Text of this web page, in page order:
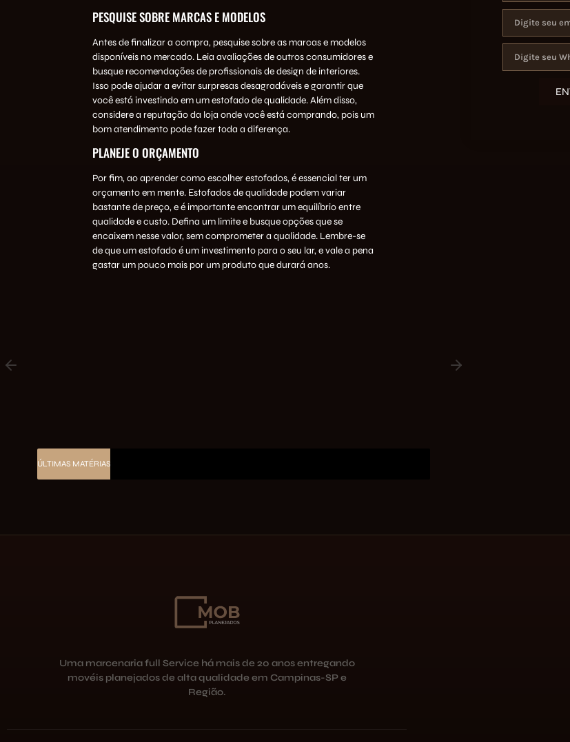
PESQUISE SOBRE MARCAS E MODELOS
Antes de finalizar a compra, pesquise sobre as marcas e modelos
disponíveis no mercado. Leia avaliações de outros consumidores e
busque recomendações de profissionais de design de interiores.
Isso pode ajudar a evitar surpresas desagradáveis e garantir que
você está investindo em um estofado de qualidade. Além disso,
considere a reputação da loja onde você está comprando, pois um
bom atendimento pode fazer toda a diferença.
PLANEJE O ORÇAMENTO
Por fim, ao aprender como escolher estofados, é essencial ter um
orçamento em mente. Estofados de qualidade podem variar
bastante de preço, e é importante encontrar um equilíbrio entre
qualidade e custo. Defina um limite e busque opções que se
encaixem nesse valor, sem comprometer a qualidade. Lembre-se
de que um estofado é um investimento para o seu lar, e vale a pena
gastar um pouco mais por um produto que durará anos.
ÚLTIMAS MATÉRIAS
Uma marcenaria full Service há mais de 20 anos entregando
movéis planejados de alta qualidade em Campinas-SP e
Região.